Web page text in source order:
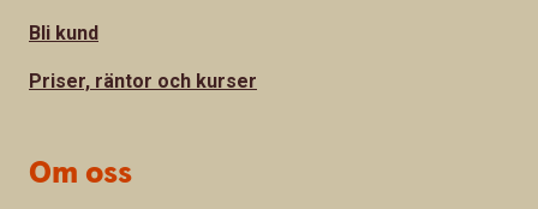
Bli kund
Priser, räntor och kurser
Om oss